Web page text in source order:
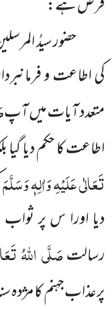
حضور سیدُ
کی اطاعت و
متعدد آیات میں آپ
اطاعت کا حکم دیا
تَعَالٰی عَلَیْہِ وَاٰلِہٖ وَسَلَّمَ
دیا اورا س پر ثواب
رسالتصَلَّی اللہُ
پرعذاب جہنم کا مژدہ